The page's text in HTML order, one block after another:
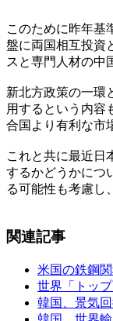
このために昨年基
盤に両国相互投資
スと専門人材の中
新北方政策の一環
用するという内容
合国より有利な市
これと共に最近日
するかどうかにつ
る可能性も考慮し
関連記事
米国の鉄鋼
世界「トッ
韓国、景気